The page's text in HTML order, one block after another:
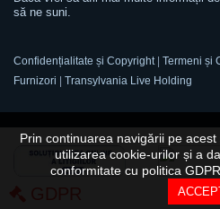
să ne suni.
Confidențialitate și Copyright| Termeni și
Furnizori
Transylvania Live Holding
Prin continuarea navigării pe
utilizarea cookie-urilor și a
conformitate cu politica